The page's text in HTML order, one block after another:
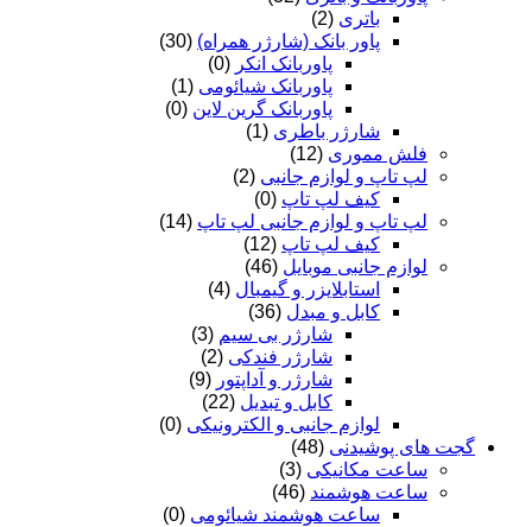
باتری (2)
پاور بانک (شارژر همراه) (30)
پاوربانک انکر (0)
پاوربانک شیائومی (1)
پاوربانک گرین لاین (0)
شارژر باطری (1)
فلش مموری (12)
لپ تاپ و لوازم جانبی (2)
کیف لپ تاپ (0)
لپ تاپ و لوازم جانبی لپ تاپ (14)
کیف لپ تاپ (12)
لوازم جانبی موبایل (46)
استابلایزر و گیمبال (4)
کابل و مبدل (36)
شارژر بی سیم (3)
شارژر فندکی (2)
شارژر و آداپتور (9)
کابل و تبدیل (22)
لوازم جانبی و الکترونیکی (0)
گجت های پوشیدنی (48)
ساعت مکانیکی (3)
ساعت هوشمند (46)
ساعت هوشمند شیائومی (0)